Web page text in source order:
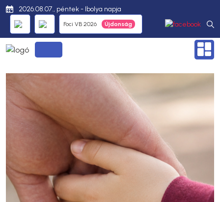
2026.08.07., péntek - Ibolya napja
Foci VB 2026